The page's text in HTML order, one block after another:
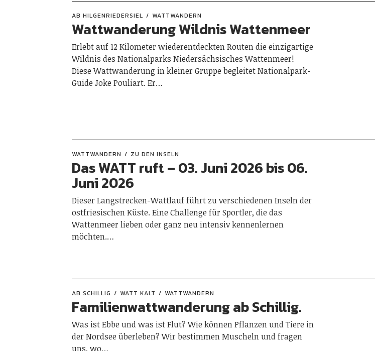
AB HILGENRIEDERSIEL WATTWANDERN
Wattwanderung Wildnis Wattenmeer
Erlebt auf 12 Kilometer wiederentdeckten Routen die einzigartige
Wildnis des Nationalparks Niedersächsisches Wattenmeer!
Diese Wattwanderung in kleiner Gruppe begleitet Nationalpark-
Guide Joke Pouliart. Er…
WATTWANDERN ZU DEN INSELN
Das WATT ruft – 03. Juni 2026 bis 06.
Juni 2026
Dieser Langstrecken-Wattlauf führt zu verschiedenen Inseln der
ostfriesischen Küste. Eine Challenge für Sportler, die das
Wattenmeer lieben oder ganz neu intensiv kennenlernen
möchten.…
AB SCHILLIG WATT KALT WATTWANDERN
Familienwattwanderung ab Schillig.
Was ist Ebbe und was ist Flut? Wie können Pflanzen und Tiere in
der Nordsee überleben? Wir bestimmen Muscheln und fragen
uns, wo…